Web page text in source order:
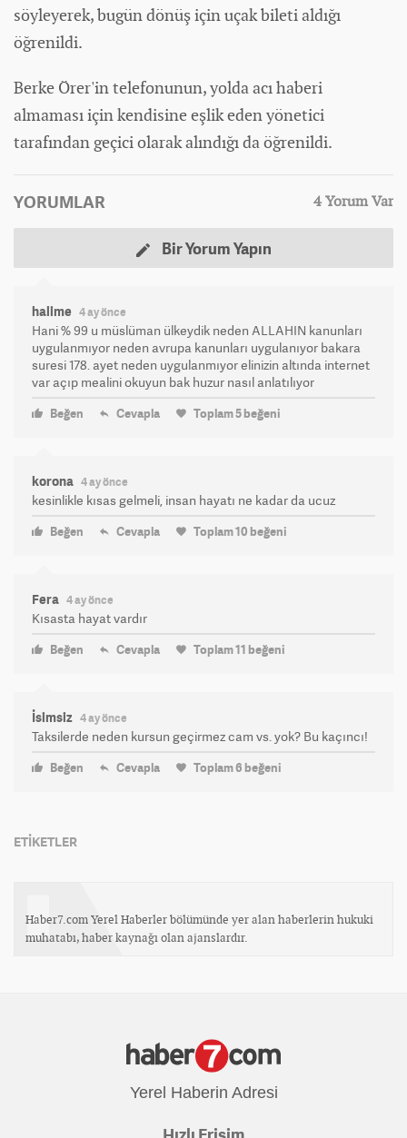
söyleyerek, bugün dönüş için uçak bileti aldığı
öğrenildi.
Berke Örer'in telefonunun, yolda acı haberi
almaması için kendisine eşlik eden yönetici
tarafından geçici olarak alındığı da öğrenildi.
YORUMLAR 4 Yorum Var
Bir Yorum Yapın
halime 4 ay önce
Hani % 99 u müslüman ülkeydik neden ALLAHIN kanunları
uygulanmıyor neden avrupa kanunları uygulanıyor bakara
suresi 178. ayet neden uygulanmıyor elinizin altında internet
var açıp mealini okuyun bak huzur nasıl anlatılıyor
Beğen Cevapla Toplam5beğeni
korona 4 ay önce
kesinlikle kısas gelmeli, insan hayatı ne kadar da ucuz
Beğen Cevapla Toplam10 beğeni
Fera 4 ay önce
Kısasta hayat vardır
Beğen Cevapla Toplam11 beğeni
İsimsiz 4 ay önce
Taksilerde neden kursun geçirmez cam vs. yok? Bu kaçıncı!
Beğen Cevapla Toplam6 beğeni
ETİKETLER
Haber7.com Yerel Haberler bölümünde yer alan haberlerin hukuki
muhatabı, haber kaynağı olan ajanslardır.
Yerel Haberin Adresi